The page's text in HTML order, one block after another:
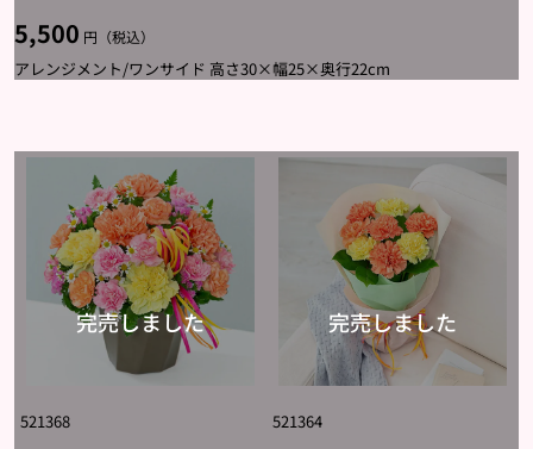
5,500 円（税込）
アレンジメント/ワンサイド 高さ30×幅25×奥行22cm
521368 521364